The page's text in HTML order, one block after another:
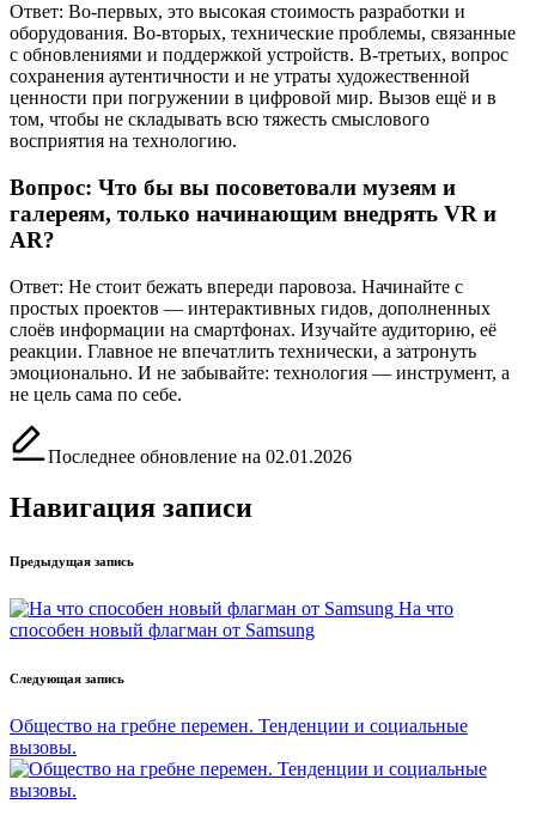
Ответ: Во-первых, это высокая стоимость разработки и
оборудования. Во-вторых, технические проблемы, связанные
с обновлениями и поддержкой устройств. В-третьих, вопрос
сохранения аутентичности и не утраты художественной
ценности при погружении в цифровой мир. Вызов ещё и в
том, чтобы не складывать всю тяжесть смыслового
восприятия на технологию.
Вопрос: Что бы вы посоветовали музеям и
галереям, только начинающим внедрять VR и
AR?
Ответ: Не стоит бежать впереди паровоза. Начинайте с
простых проектов — интерактивных гидов, дополненных
слоёв информации на смартфонах. Изучайте аудиторию, её
реакции. Главное не впечатлить технически, а затронуть
эмоционально. И не забывайте: технология — инструмент, а
не цель сама по себе.
Последнее обновление на 02.01.2026
Навигация записи
Предыдущая запись
На что
способен новый флагман от Samsung
Следующая запись
Общество на гребне перемен. Тенденции и социальные
вызовы.